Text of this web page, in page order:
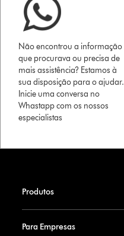
Não encontrou a informação
que procurava ou precisa de
mais assistência? Estamos à
sua disposição para o ajudar.
Inicie uma conversa no
Whastapp com os nossos
especialistas
Produtos
Para Empresas